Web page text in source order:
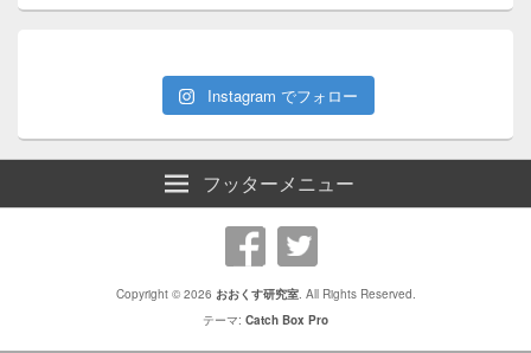
Instagram でフォロー
フッターメニュー
Copyright © 2026 おおくす研究室. All Rights Reserved.
テーマ: Catch Box Pro